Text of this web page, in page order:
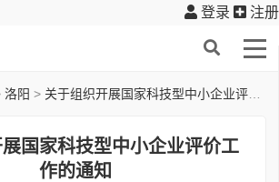
登录 注册
洛阳 > 关于组织开展国家科技型中小企业评价工作的通知
国家科技型中小企业评价工
作的通知